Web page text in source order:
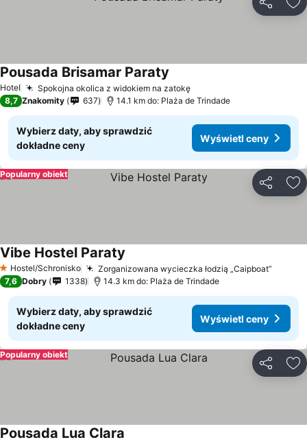
Hotel Spokojna okolica z widokiem na zatokęWyświetl ceny
Pousada Brisamar Paraty
8,7 Znakomity 637 14.1 km do: Plaża de Trindade
Wybierz daty, aby sprawdzić
dokładne ceny
Wyświetl ceny
Popularny obiekt
1 Kategoria
Hostel/Schronisko Zorganizowana wycieczka łodzią „Caipboat”
Vibe Hostel Paraty
7,6 Dobry 1338 14.3 km do: Plaża de Trindade
Wybierz daty, aby sprawdzić
dokładne ceny
Wyświetl ceny
Popularny obiekt
Pousada Lua Clara